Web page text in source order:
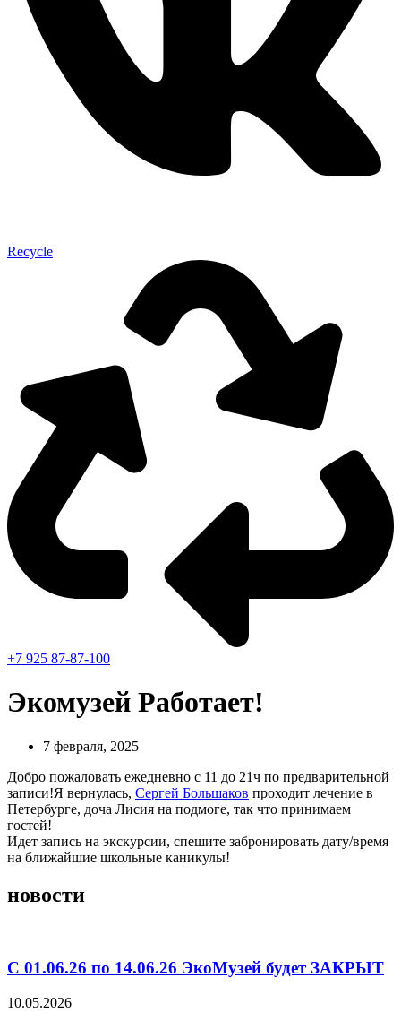
Recycle
+7 925 87-87-100
Экомузей Работает!
7 февраля, 2025
Добро пожаловать ежедневно с 11 до 21ч по предварительной
записи!Я вернулась, Сергей Большаков проходит лечение в
Петербурге, доча Лисия на подмоге, так что принимаем
гостей!
Идет запись на экскурсии, спешите забронировать дату/время
на ближайшие школьные каникулы!
новости
С 01.06.26 по 14.06.26 ЭкоМузей будет ЗАКРЫТ
10.05.2026